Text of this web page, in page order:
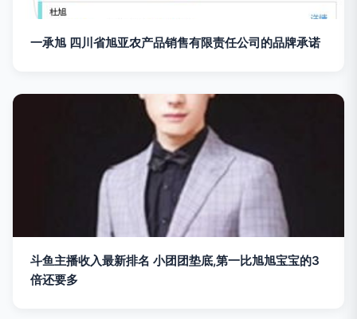
一承旭 四川省旭亚农产品销售有限责任公司的品牌承诺
斗鱼主播收入最新排名 小团团垫底,第一比旭旭宝宝的3
倍还要多